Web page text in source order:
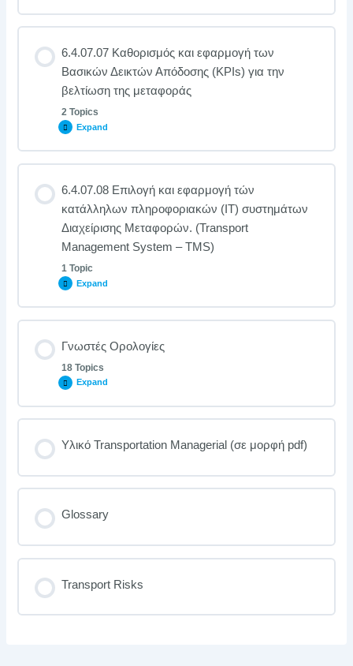
6.4.07.07 Καθορισμός και εφαρμογή των
Βασικών Δεικτών Απόδοσης (KPIs) για την
βελτίωση της μεταφοράς
2 Topics
Expand
6.4.07.08 Επιλογή και εφαρμογή τών
κατάλληλων πληροφοριακών (ΙΤ) συστημάτων
Διαχείρισης Μεταφορών. (Transport
Management System – TMS)
1 Topic
Expand
Γνωστές Ορολογίες
18 Topics
Expand
Υλικό Transportation Managerial (σε μορφή pdf)
Glossary
Transport Risks